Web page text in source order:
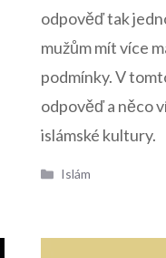
odpověď tak
mužům mít více
podmínky. V
odpověď a něco
islámské kultury.
Rubriky
Islám